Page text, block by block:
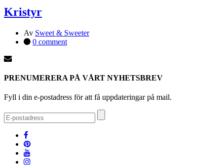
Kristyr
Av Sweet & Sweeter
0 comment
PRENUMERERA PÅ VÅRT NYHETSBREV
Fyll i din e-postadress för att få uppdateringar på mail.